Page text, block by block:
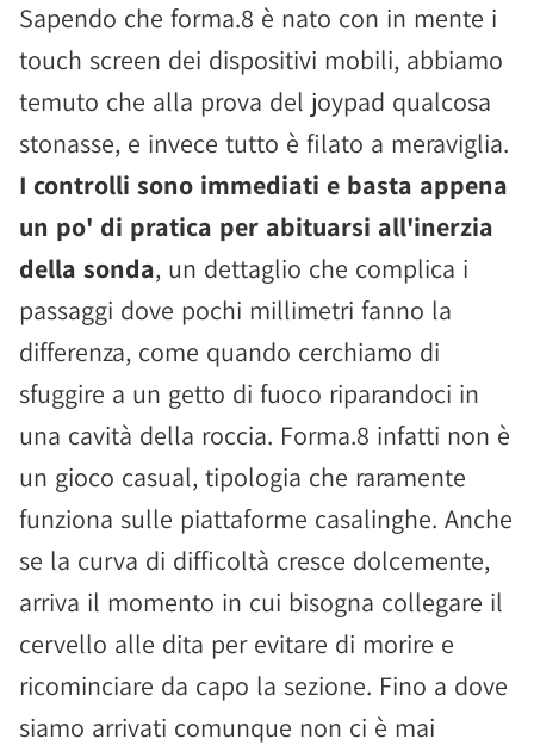
Sapendo che forma.8 è nato con in mente i
touch screen dei dispositivi mobili, abbiamo
temuto che alla prova del joypad qualcosa
stonasse, e invece tutto è filato a meraviglia.
I controlli sono immediati e basta appena
un po' di pratica per abituarsi all'inerzia
della sonda, un dettaglio che complica i
passaggi dove pochi millimetri fanno la
differenza, come quando cerchiamo di
sfuggire a un getto di fuoco riparandoci in
una cavità della roccia. Forma.8 infatti non è
un gioco casual, tipologia che raramente
funziona sulle piattaforme casalinghe. Anche
se la curva di difficoltà cresce dolcemente,
arriva il momento in cui bisogna collegare il
cervello alle dita per evitare di morire e
ricominciare da capo la sezione. Fino a dove
siamo arrivati comunque non ci è mai